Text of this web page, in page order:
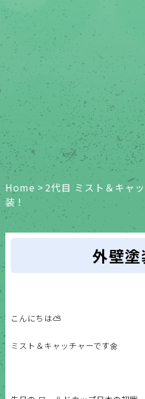
Home >2代目 ミスト＆キャ
装！
外壁塗
こんにちは⛅
ミスト＆キャッチャーです🌼